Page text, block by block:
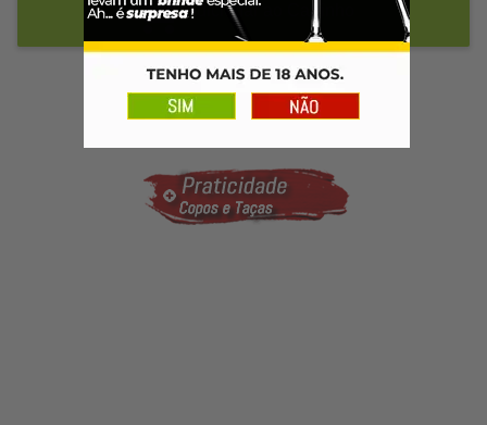
Adicionar ao Carrinho